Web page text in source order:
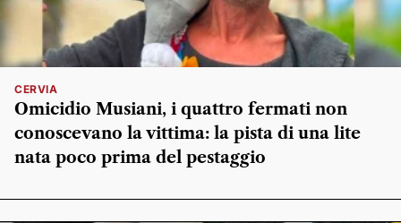
CERVIA
Omicidio Musiani, i quattro fermati non
conoscevano la vittima: la pista di una lite
nata poco prima del pestaggio